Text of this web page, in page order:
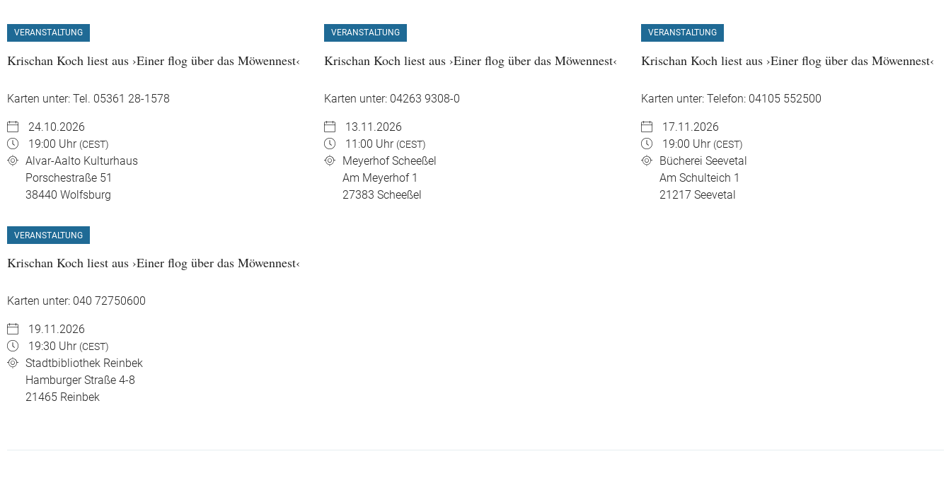
VERANSTALTUNG
Krischan Koch liest aus ›Einer flog über das Möwennest‹
Karten unter: Tel. 05361 28-1578
24.10.2026
19:00 Uhr (CEST)
Alvar-Aalto Kulturhaus
Porschestraße 51
38440 Wolfsburg
VERANSTALTUNG
Krischan Koch liest aus ›Einer flog über das Möwennest‹
Karten unter: 04263 9308-0
13.11.2026
11:00 Uhr (CEST)
Meyerhof Scheeßel
Am Meyerhof 1
27383 Scheeßel
VERANSTALTUNG
Krischan Koch liest aus ›Einer flog über das Möwennest‹
Karten unter: Telefon: 04105 552500
17.11.2026
19:00 Uhr (CEST)
Bücherei Seevetal
Am Schulteich 1
21217 Seevetal
VERANSTALTUNG
Krischan Koch liest aus ›Einer flog über das Möwennest‹
Karten unter: 040 72750600
19.11.2026
19:30 Uhr (CEST)
Stadtbibliothek Reinbek
Hamburger Straße 4-8
21465 Reinbek